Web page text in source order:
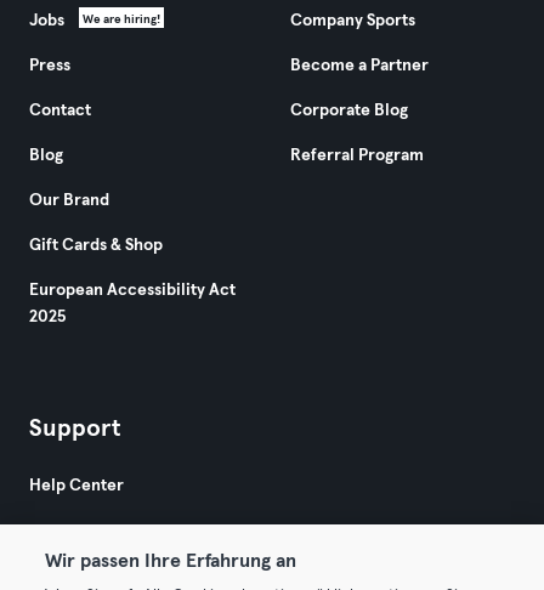
Jobs We are hiring!
Press
Contact
Blog
Our Brand
Gift Cards & Shop
European Accessibility Act
2025
Company Sports
Become a Partner
Corporate Blog
Referral Program
Support
Help Center
Wir passen Ihre Erfahrung an